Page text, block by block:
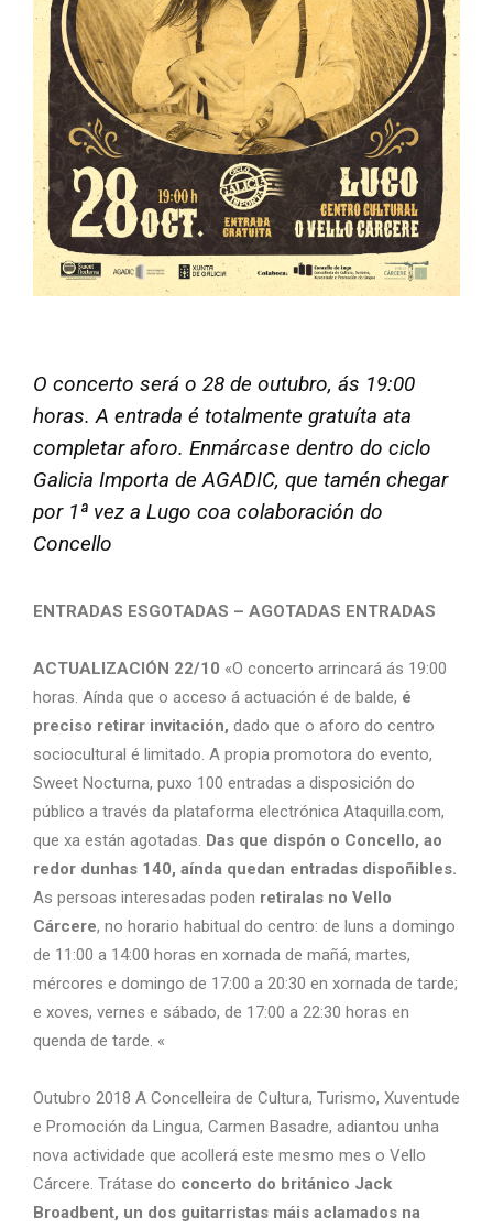
O concerto será o 28 de outubro, ás 19:00
horas. A entrada é totalmente gratuíta ata
completar aforo. Enmárcase dentro do ciclo
Galicia Importa de AGADIC, que tamén chegar
por 1ª vez a Lugo coa colaboración do
Concello
ENTRADAS ESGOTADAS – AGOTADAS ENTRADAS
ACTUALIZACIÓN 22/10 «O concerto arrincará ás 19:00
horas. Aínda que o acceso á actuación é de balde, é
preciso retirar invitación, dado que o aforo do centro
sociocultural é limitado. A propia promotora do evento,
Sweet Nocturna, puxo 100 entradas a disposición do
público a través da plataforma electrónica Ataquilla.com,
que xa están agotadas. Das que dispón o Concello, ao
redor dunhas 140, aínda quedan entradas dispoñibles.
As persoas interesadas poden retiralas no Vello
Cárcere, no horario habitual do centro: de luns a domingo
de 11:00 a 14:00 horas en xornada de mañá, martes,
mércores e domingo de 17:00 a 20:30 en xornada de tarde;
e xoves, vernes e sábado, de 17:00 a 22:30 horas en
quenda de tarde. «
Outubro 2018 A Concelleira de Cultura, Turismo, Xuventude
e Promoción da Lingua, Carmen Basadre, adiantou unha
nova actividade que acollerá este mesmo mes o Vello
Cárcere. Trátase do concerto do británico Jack
Broadbent, un dos guitarristas máis aclamados na